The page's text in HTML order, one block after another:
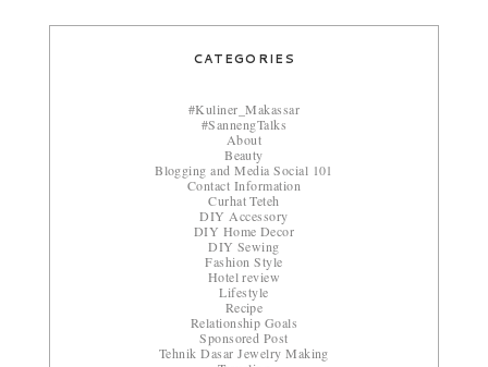
CATEGORIES
#Kuliner_Makassar
#SannengTalks
About
Beauty
Blogging and Media Social 101
Contact Information
Curhat Teteh
DIY Accessory
DIY Home Decor
DIY Sewing
Fashion Style
Hotel review
Lifestyle
Recipe
Relationship Goals
Sponsored Post
Tehnik Dasar Jewelry Making